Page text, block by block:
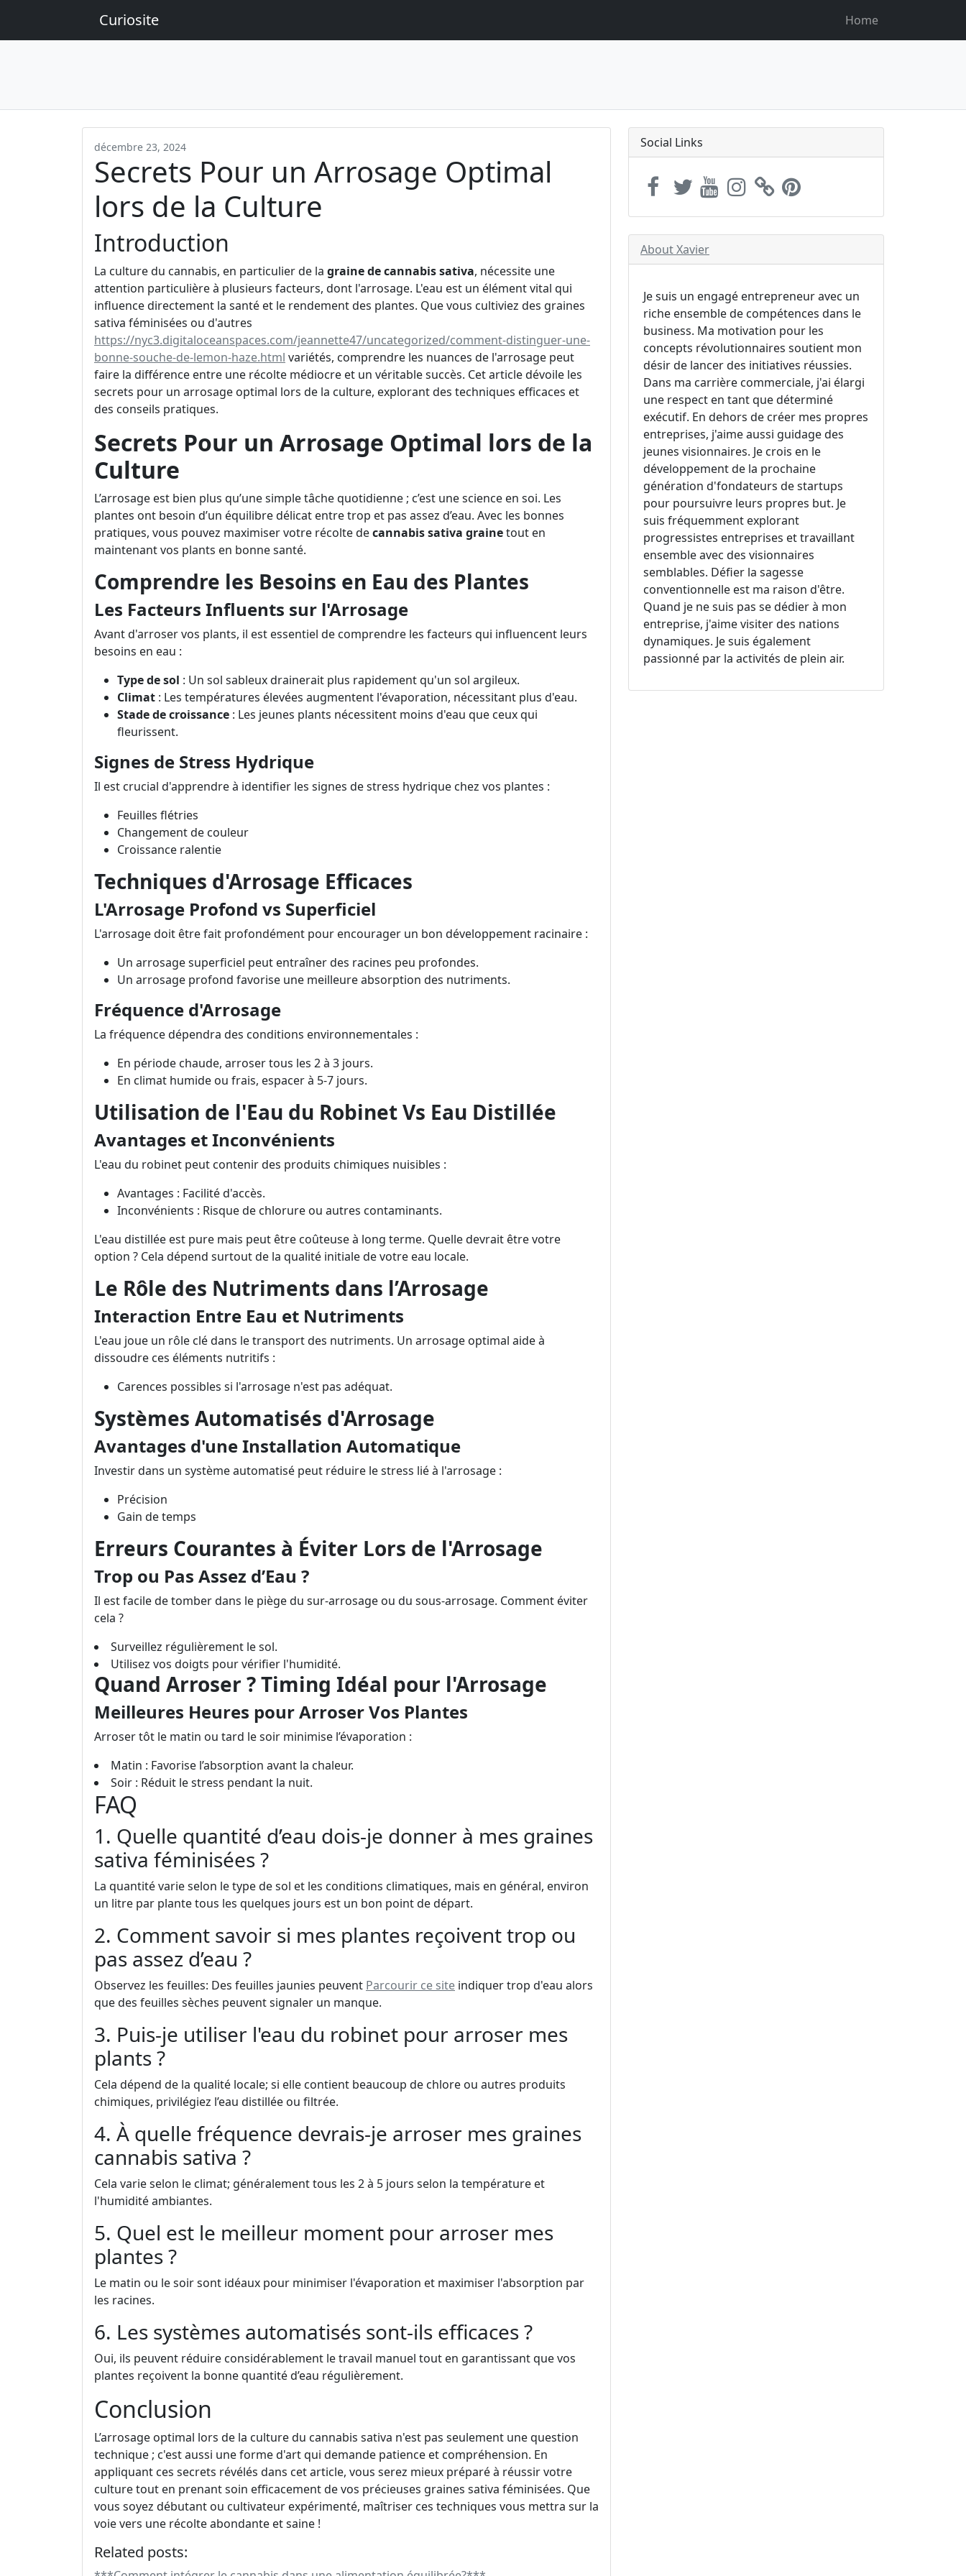
Curiosite Home
décembre 23, 2024
Secrets Pour un Arrosage Optimal
lors de la Culture
Introduction
La culture du cannabis, en particulier de la graine de cannabis sativa, nécessite une
attention particulière à plusieurs facteurs, dont l'arrosage. L'eau est un élément vital qui
influence directement la santé et le rendement des plantes. Que vous cultiviez des graines
sativa féminisées ou d'autres
https://nyc3.digitaloceanspaces.com/jeannette47/uncategorized/comment-distinguer-une-
bonne-souche-de-lemon-haze.html variétés, comprendre les nuances de l'arrosage peut
faire la différence entre une récolte médiocre et un véritable succès. Cet article dévoile les
secrets pour un arrosage optimal lors de la culture, explorant des techniques efficaces et
des conseils pratiques.
Secrets Pour un Arrosage Optimal lors de la
Culture
L’arrosage est bien plus qu’une simple tâche quotidienne ; c’est une science en soi. Les
plantes ont besoin d’un équilibre délicat entre trop et pas assez d’eau. Avec les bonnes
pratiques, vous pouvez maximiser votre récolte decannabis sativa grainetout en
maintenant vos plants en bonne santé.
Comprendre les Besoins en Eau des Plantes
Les Facteurs Influents sur l'Arrosage
Avant d'arroser vos plants, il est essentiel de comprendre les facteurs qui influencent leurs
besoins en eau :
Type de sol : Un sol sableux drainerait plus rapidement qu'un sol argileux.
Climat : Les températures élevées augmentent l'évaporation, nécessitant plus d'eau.
Stade de croissance : Les jeunes plants nécessitent moins d'eau que ceux qui
fleurissent.
Signes de Stress Hydrique
Il est crucial d'apprendre à identifier les signes de stress hydrique chez vos plantes :
Feuilles flétries
Changement de couleur
Croissance ralentie
Techniques d'Arrosage Efficaces
L'Arrosage Profond vs Superficiel
L'arrosage doit être fait profondément pour encourager un bon développement racinaire :
Un arrosage superficiel peut entraîner des racines peu profondes.
Un arrosage profond favorise une meilleure absorption des nutriments.
Fréquence d'Arrosage
La fréquence dépendra des conditions environnementales :
En période chaude, arroser tous les 2 à 3 jours.
En climat humide ou frais, espacer à 5-7 jours.
Utilisation de l'Eau du Robinet Vs Eau Distillée
Avantages et Inconvénients
L'eau du robinet peut contenir des produits chimiques nuisibles :
Avantages : Facilité d'accès.
Inconvénients : Risque de chlorure ou autres contaminants.
L'eau distillée est pure mais peut être coûteuse à long terme. Quelle devrait être votre
option ? Cela dépend surtout de la qualité initiale de votre eau locale.
Le Rôle des Nutriments dans l’Arrosage
Interaction Entre Eau et Nutriments
L'eau joue un rôle clé dans le transport des nutriments. Un arrosage optimal aide à
dissoudre ces éléments nutritifs :
Carences possibles si l'arrosage n'est pas adéquat.
Systèmes Automatisés d'Arrosage
Avantages d'une Installation Automatique
Investir dans un système automatisé peut réduire le stress lié à l'arrosage :
Précision
Gain de temps
Erreurs Courantes à Éviter Lors de l'Arrosage
Trop ou Pas Assez d’Eau ?
Il est facile de tomber dans le piège du sur-arrosage ou du sous-arrosage. Comment éviter
cela ?
Surveillez régulièrement le sol.
Utilisez vos doigts pour vérifier l'humidité.
Quand Arroser ? Timing Idéal pour l'Arrosage
Meilleures Heures pour Arroser Vos Plantes
Arroser tôt le matin ou tard le soir minimise l’évaporation :
Matin : Favorise l’absorption avant la chaleur.
Soir : Réduit le stress pendant la nuit.
FAQ
1. Quelle quantité d’eau dois-je donner à mes graines
sativa féminisées ?
La quantité varie selon le type de sol et les conditions climatiques, mais en général, environ
un litre par plante tous les quelques jours est un bon point de départ.
2. Comment savoir si mes plantes reçoivent trop ou
pas assez d’eau ?
Observez les feuilles: Des feuilles jaunies peuvent Parcourir ce site indiquer trop d'eau alors
que des feuilles sèches peuvent signaler un manque.
3. Puis-je utiliser l'eau du robinet pour arroser mes
plants ?
Cela dépend de la qualité locale; si elle contient beaucoup de chlore ou autres produits
chimiques, privilégiez l’eau distillée ou filtrée.
4. À quelle fréquence devrais-je arroser mes graines
cannabis sativa ?
Cela varie selon le climat; généralement tous les 2 à 5 jours selon la température et
l'humidité ambiantes.
5. Quel est le meilleur moment pour arroser mes
plantes ?
Le matin ou le soir sont idéaux pour minimiser l'évaporation et maximiser l'absorption par
les racines.
6. Les systèmes automatisés sont-ils efficaces ?
Oui, ils peuvent réduire considérablement le travail manuel tout en garantissant que vos
plantes reçoivent la bonne quantité d’eau régulièrement.
Conclusion
L’arrosage optimal lors de la culture du cannabis sativa n'est pas seulement une question
technique ; c'est aussi une forme d'art qui demande patience et compréhension. En
appliquant ces secrets révélés dans cet article, vous serez mieux préparé à réussir votre
culture tout en prenant soin efficacement de vos précieuses graines sativa féminisées. Que
vous soyez débutant ou cultivateur expérimenté, maîtriser ces techniques vous mettra sur la
voie vers une récolte abondante et saine !
Related posts:
Social Links
About Xavier
Je suis un engagé entrepreneur avec un
riche ensemble de compétences dans le
business. Ma motivation pour les
concepts révolutionnaires soutient mon
désir de lancer des initiatives réussies.
Dans ma carrière commerciale, j'ai élargi
une respect en tant que déterminé
exécutif. En dehors de créer mes propres
entreprises, j'aime aussi guidage des
jeunes visionnaires. Je crois en le
développement de la prochaine
génération d'fondateurs de startups
pour poursuivre leurs propres but. Je
suis fréquemment explorant
progressistes entreprises et travaillant
ensemble avec des visionnaires
semblables. Défier la sagesse
conventionnelle est ma raison d'être.
Quand je ne suis pas se dédier à mon
entreprise, j'aime visiter des nations
dynamiques. Je suis également
passionné par la activités de plein air.